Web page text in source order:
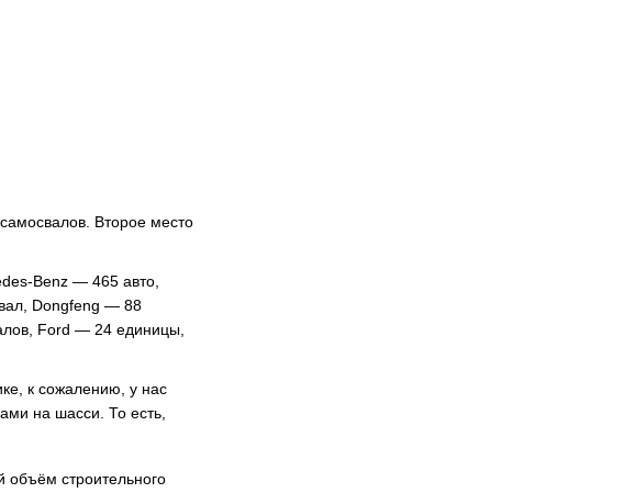
Второе место
Benz — 465 авто,
Dongfeng — 88
Ford — 24 единицы,
к сожалению, у нас
на шасси. То есть,
объём строительного